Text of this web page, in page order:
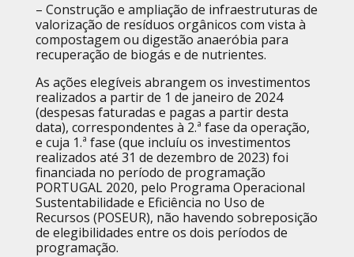
– Construção e ampliação de infraestruturas de
valorização de resíduos orgânicos com vista à
compostagem ou digestão anaeróbia para
recuperação de biogás e de nutrientes.
As ações elegíveis abrangem os investimentos
realizados a partir de 1 de janeiro de 2024
(despesas faturadas e pagas a partir desta
data), correspondentes à 2.ª fase da operação,
e cuja 1.ª fase (que incluíu os investimentos
realizados até 31 de dezembro de 2023) foi
financiada no período de programação
PORTUGAL 2020, pelo Programa Operacional
Sustentabilidade e Eficiência no Uso de
Recursos (POSEUR), não havendo sobreposição
de elegibilidades entre os dois períodos de
programação.